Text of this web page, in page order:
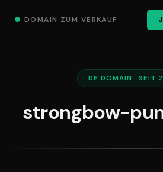
● DOMAIN ZUM VERKAUF
.DE DOMAIN · SEIT
strongbow-